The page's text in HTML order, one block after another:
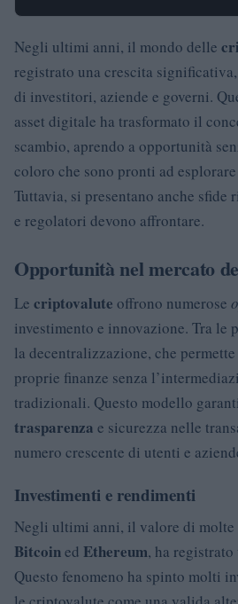
Negli ultimi anni, il mondo delle
registrato una crescita
di investitori, aziende e governi.
asset digitale ha trasformato il
scambio, aprendo a opportunità
coloro che sono pronti ad
Tuttavia, si presentano anche
e regolatori devono affrontare.
Opportunità nel mercato
Le criptovalute offrono numerose
investimento e innovazione. Tra le
la decentralizzazione, che
proprie finanze senza
tradizionali. Questo modello
trasparenza e sicurezza nelle
numero crescente di utenti e
Investimenti e rendimenti
Negli ultimi anni, il valore di molte
Bitcoined Ethereum, ha
Questo fenomeno ha spinto molti